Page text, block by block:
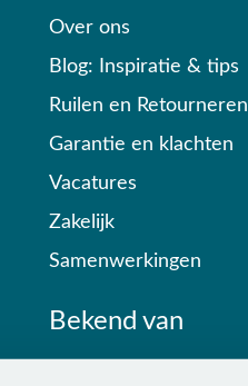
Over ons
Blog: Inspiratie & tips
Ruilen en Retourneren
Garantie en klachten
Vacatures
Zakelijk
Samenwerkingen
Bekend van